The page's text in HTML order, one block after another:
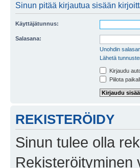
Sinun pitää kirjautua sisään
Käyttäjätunnus:
Salasana:
Unohdin
Lähetä
Kirjaudu
Piilota
REKISTERÖIDY
Sinun tulee olla
Rekisteröityminen